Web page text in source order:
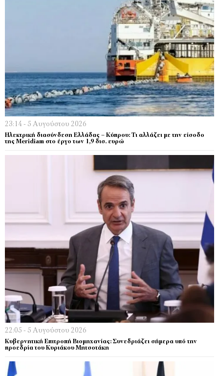
23:14 - 5 Αυγούστου 2026
Ηλεκτρική διασύνδεση Ελλάδας – Κύπρου: Τι αλλάζει με την είσοδο
της Meridiam στο έργο των 1,9 δισ. ευρώ
22:05 - 5 Αυγούστου 2026
Κυβερνητική Επιτροπή Βιομηχανίας: Συνεδριάζει σήμερα υπό την
προεδρία του Κυριάκου Μητσοτάκη